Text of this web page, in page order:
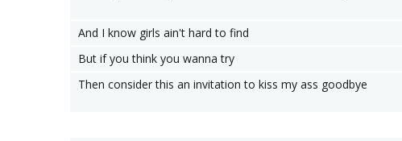
And I know girls ain't hard to find
But if you think you wanna try
Then consider this an invitation to kiss my ass goodbye